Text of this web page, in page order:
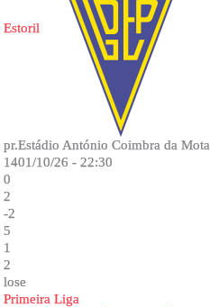
Estoril
pr.Estádio António Coimbra da Mota
1401/10/26 - 22:30
0
2
-2
5
1
2
lose
Primeira Liga